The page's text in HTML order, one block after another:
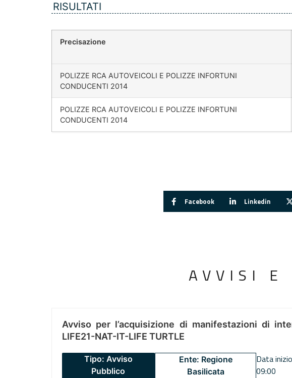
RISULTATI
Precisazione
POLIZZE RCA AUTOVEICOLI E POLIZZE INFORTUNI
CONDUCENTI 2014
POLIZZE RCA AUTOVEICOLI E POLIZZE INFORTUNI
CONDUCENTI 2014
Facebook Linkedin
AVVISI E
Avviso per l’acquisizione di manifestazioni di
LIFE21-NAT-IT-LIFE TURTLE
Tipo: Avviso
Pubblico
Ente: Regione
Basilicata
Data
09:00